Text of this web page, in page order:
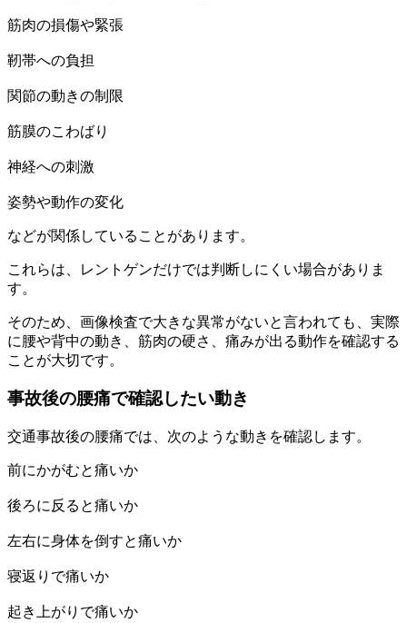
筋肉の損傷や緊張
靭帯への負担
関節の動きの制限
筋膜のこわばり
神経への刺激
姿勢や動作の変化
などが関係していることがあります。
これらは、レントゲンだけでは判断しにくい場合がありま
す。
そのため、画像検査で大きな異常がないと言われても、実際
に腰や背中の動き、筋肉の硬さ、痛みが出る動作を確認する
ことが大切です。
事故後の腰痛で確認したい動き
交通事故後の腰痛では、次のような動きを確認します。
前にかがむと痛いか
後ろに反ると痛いか
左右に身体を倒すと痛いか
寝返りで痛いか
起き上がりで痛いか